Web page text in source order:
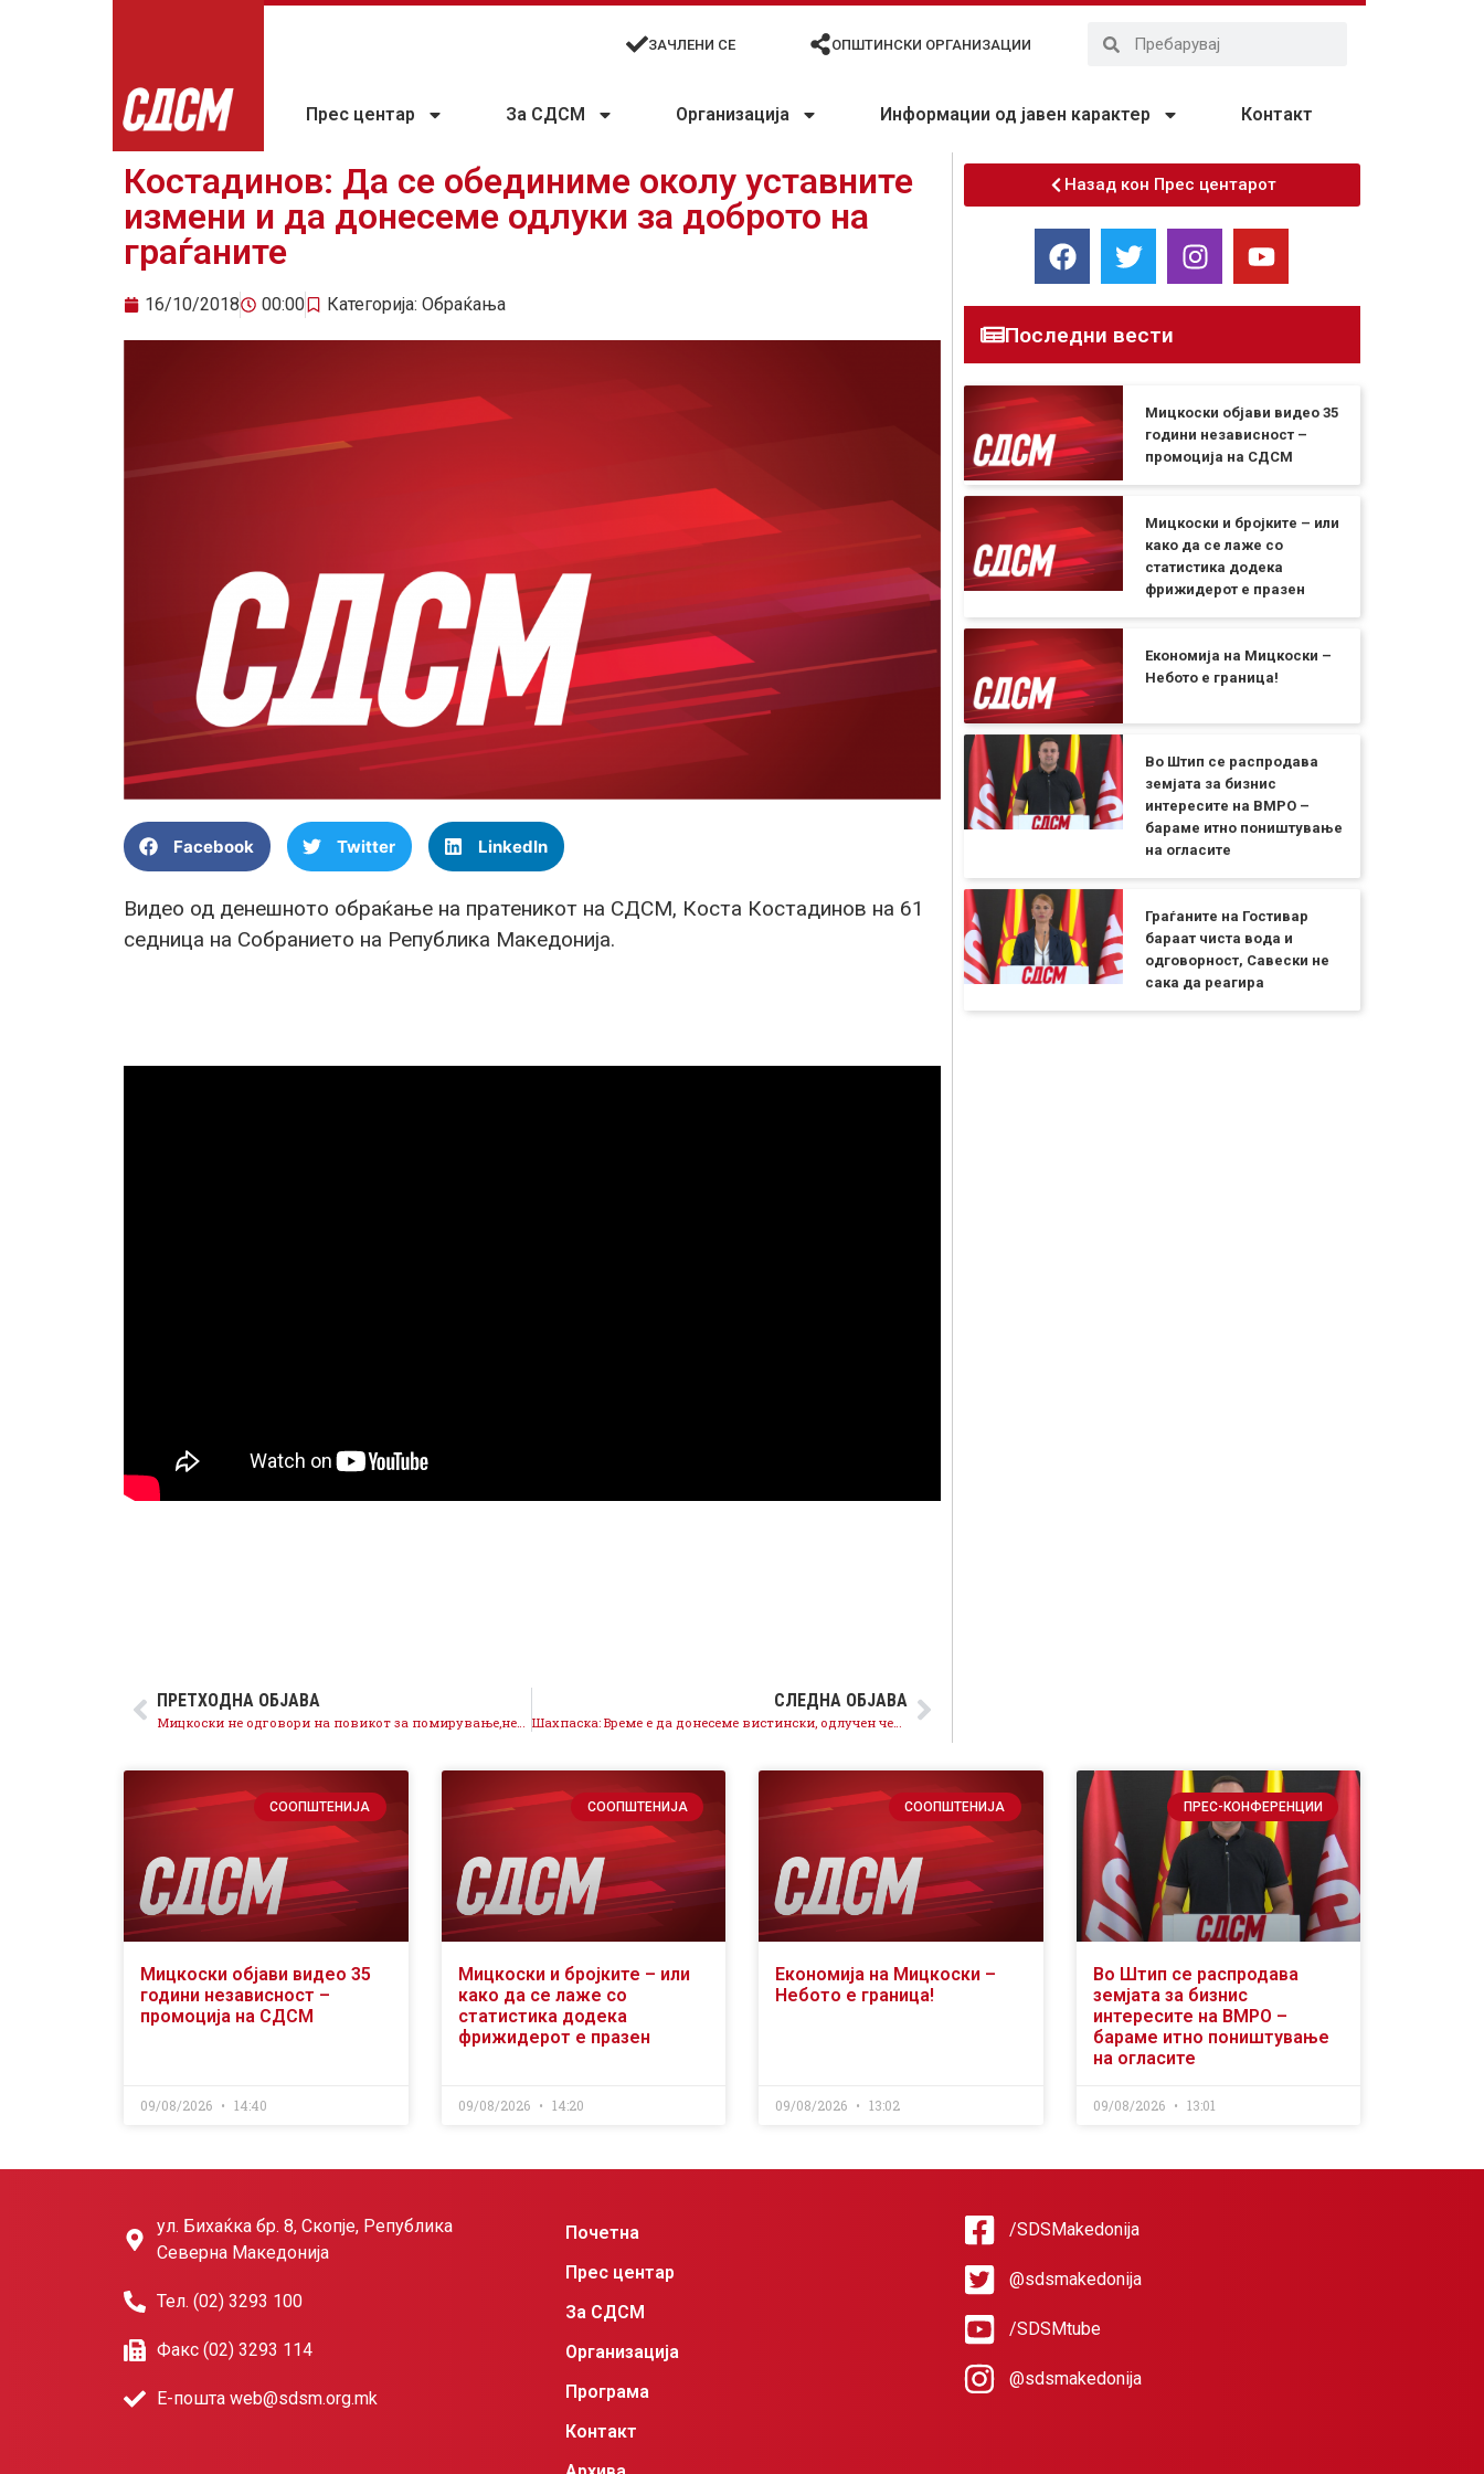
ЗАЧЛЕНИ СЕ ОПШТИНСКИ ОРГАНИЗАЦИИ
Прес центар За СДСМ Организација Информации од јавен карактер Контакт
Костадинов: Да се обединиме околу уставните
измени и да донесеме одлуки за доброто на
граѓаните
16/10/2018 00:00 Категорија: Обраќања
Facebook Twitter LinkedIn
Видео од денешното обраќање на пратеникот на СДСМ, Коста Костадинов на 61
седница на Собранието на Република Македонија.
ПРЕТХОДНА ОБЈАВА
Мицкоски не одговори на повикот за помирување,него го интересира само стариот принцип на мешање на извршна во судска власт
СЛЕДНА ОБЈАВА
Шахпаска: Време е да донесеме вистински, одлучен чекор за иднината на Македонија
Назад кон Прес центарот
Последни вести
Мицкоски објави видео 35
години независност –
промоција на СДСМ
Мицкоски и бројките – или
како да се лаже со
статистика додека
фрижидерот е празен
Економија на Мицкоски –
Небото е граница!
Во Штип се распродава
земјата за бизнис
интересите на ВМРО –
бараме итно поништување
на огласите
Граѓаните на Гостивар
бараат чиста вода и
одговорност, Савески не
сака да реагира
СООПШТЕНИЈА
Мицкоски објави видео 35
години независност –
промоција на СДСМ
09/08/2026 14:40
СООПШТЕНИЈА
Мицкоски и бројките – или
како да се лаже со
статистика додека
фрижидерот е празен
09/08/2026 14:20
СООПШТЕНИЈА
Економија на Мицкоски –
Небото е граница!
09/08/2026 13:02
ПРЕС-КОНФЕРЕНЦИИ
Во Штип се распродава
земјата за бизнис
интересите на ВМРО –
бараме итно поништување
на огласите
09/08/2026 13:01
ул. Бихаќка бр. 8, Скопје, Република
Северна Македонија
Тел. (02) 3293 100
Факс (02) 3293 114
Е-пошта web@sdsm.org.mk
Почетна
Прес центар
За СДСМ
Организација
Програма
Контакт
/SDSMakedonija
@sdsmakedonija
/SDSMtube
@sdsmakedonija